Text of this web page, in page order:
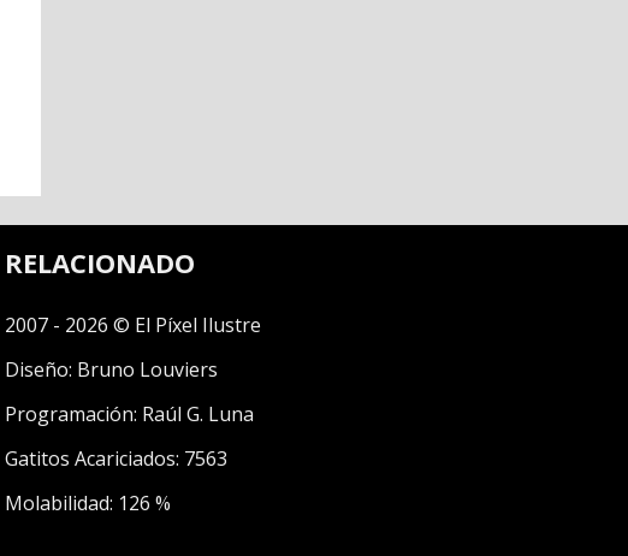
RELACIONADO
2007 - 2026 © El Píxel Ilustre
Diseño: Bruno Louviers
Programación: Raúl G. Luna
Gatitos Acariciados: 7563
Molabilidad: 126 %